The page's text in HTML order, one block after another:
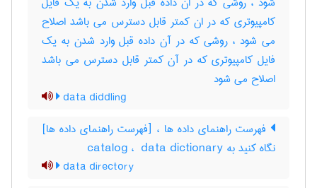
کامپیوتری که در ان کمتر قابل دسترس می باشد اصلاح
می شود ، روشی که در آن داده قبل وارد شدن به یک
فایل کامپیوتری که در آن کمتر قابل دسترس می باشد
اصلاح می شود
data diddling
فهرست راهنمای داده ها ، [فهرست راهنمای داده ها]
نگاه کنید به ‎ catalog ، ‎ data dictionary
data directory